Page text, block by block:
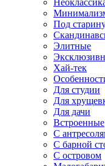
Под
Элитные
Хай-тек
Для студии
Для
Для дачи
Встроенные
С
С барной
С островом